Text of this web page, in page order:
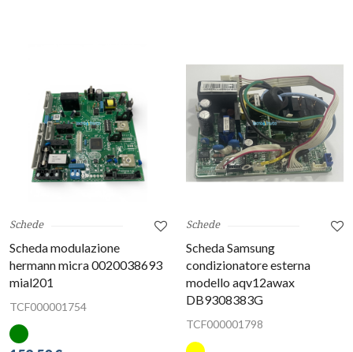
Schede
Scheda modulazione
hermann micra 0020038693
mial201
TCF000001754
Schede
Scheda Samsung
condizionatore esterna
modello aqv12awax
DB9308383G
TCF000001798